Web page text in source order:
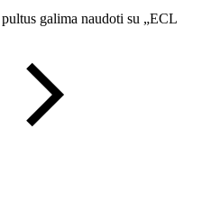
galima naudoti su „ECL